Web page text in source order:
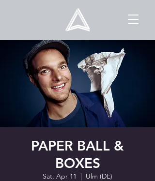
PAPER BALL &
BOXES
Sat, Apr 11
  |
Ulm (DE)